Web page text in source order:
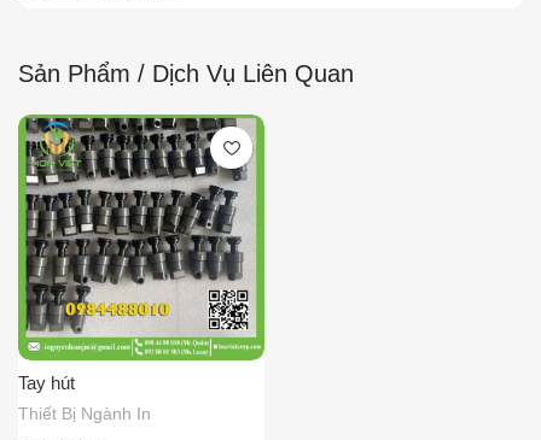
Sản Phẩm / Dịch Vụ Liên Quan
Tay hút
Thiết Bị Ngành In